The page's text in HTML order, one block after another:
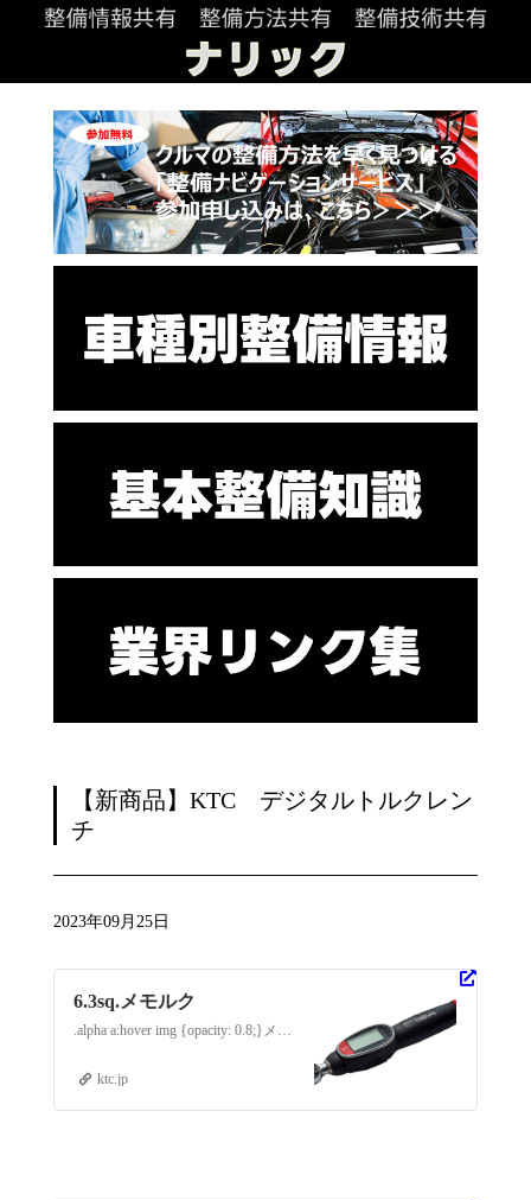
【新商品】KTC デジタルトルクレン
チ
2023年09月25日
6.3sq.メモルク
ktc.jp